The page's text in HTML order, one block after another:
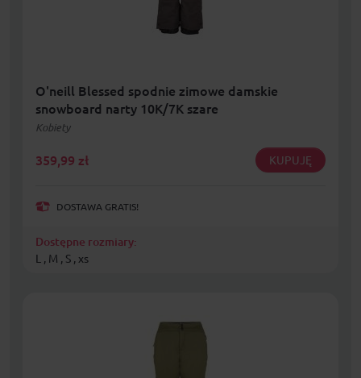
O'neill Blessed spodnie zimowe damskie
snowboard narty 10K/7K szare
Kobiety
359,99 zł KUPUJĘ
DOSTAWA GRATIS!
Dostępne rozmiary:
L , M , S , xs